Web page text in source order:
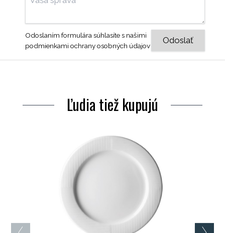
Odoslaním formulára súhlasíte s našimi
podmienkami ochrany osobných údajov
Ľudia tiež kupujú